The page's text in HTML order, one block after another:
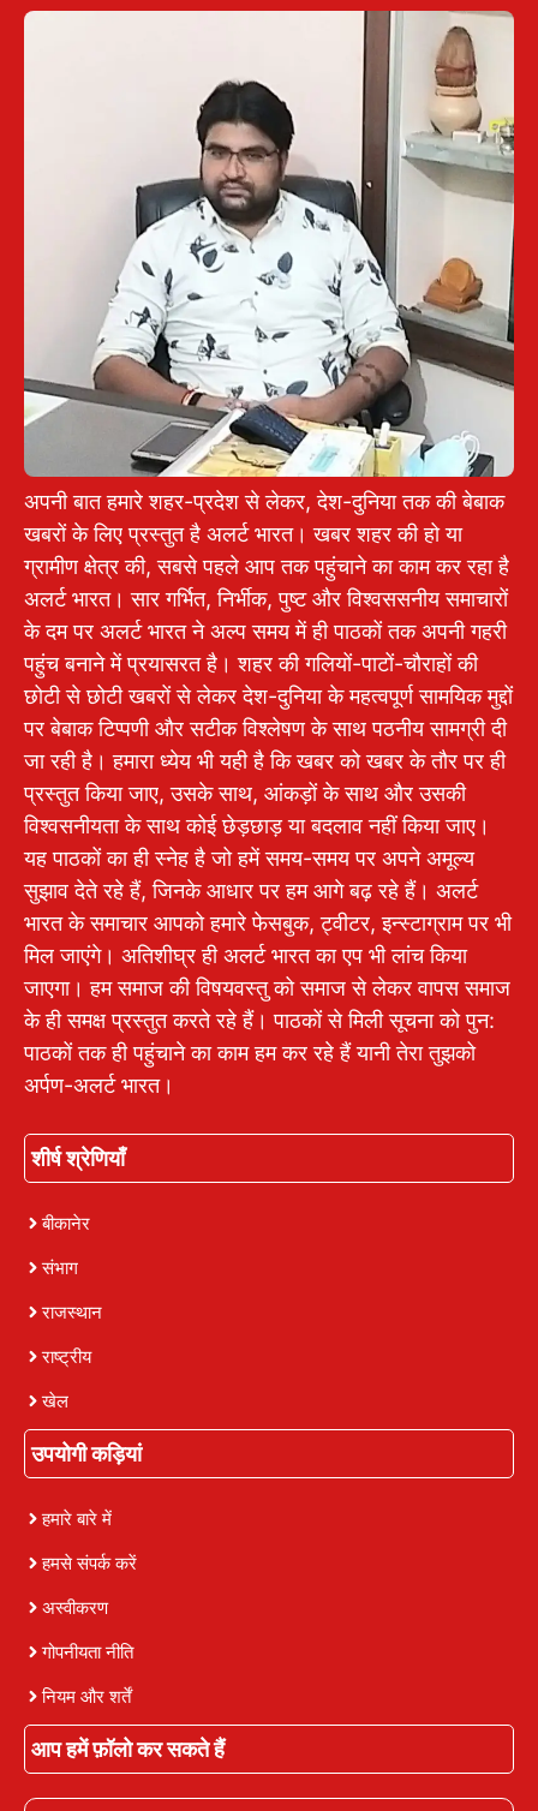
अपनी बात हमारे शहर-प्रदेश से लेकर, देश-दुनिया तक की बेबाक
खबरों के लिए प्रस्तुत है अलर्ट भारत। खबर शहर की हो या
ग्रामीण क्षेत्र की, सबसे पहले आप तक पहुंचाने का काम कर रहा है
अलर्ट भारत। सार गर्भित, निर्भीक, पुष्ट और विश्वससनीय समाचारों
के दम पर अलर्ट भारत ने अल्प समय में ही पाठकों तक अपनी गहरी
पहुंच बनाने में प्रयासरत है। शहर की गलियों-पाटों-चौराहों की
छोटी से छोटी खबरों से लेकर देश-दुनिया के महत्वपूर्ण सामयिक मुद्दों
पर बेबाक टिप्पणी और सटीक विश्लेषण के साथ पठनीय सामग्री दी
जा रही है। हमारा ध्येय भी यही है कि खबर को खबर के तौर पर ही
प्रस्तुत किया जाए, उसके साथ, आंकड़ों के साथ और उसकी
विश्वसनीयता के साथ कोई छेड़छाड़ या बदलाव नहीं किया जाए।
यह पाठकों का ही स्नेह है जो हमें समय-समय पर अपने अमूल्य
सुझाव देते रहे हैं, जिनके आधार पर हम आगे बढ़ रहे हैं। अलर्ट
भारत के समाचार आपको हमारे फेसबुक, ट्वीटर, इन्स्टाग्राम पर भी
मिल जाएंगे। अतिशीघ्र ही अलर्ट भारत का एप भी लांच किया
जाएगा। हम समाज की विषयवस्तु को समाज से लेकर वापस समाज
के ही समक्ष प्रस्तुत करते रहे हैं। पाठकों से मिली सूचना को पुन:
पाठकों तक ही पहुंचाने का काम हम कर रहे हैं यानी तेरा तुझको
अर्पण-अलर्ट भारत।
शीर्ष श्रेणियाँ
बीकानेर
संभाग
राजस्थान
राष्ट्रीय
खेल
उपयोगी कड़ियां
हमारे बारे में
हमसे संपर्क करें
अस्वीकरण
गोपनीयता नीति
नियम और शर्तें
आप हमें फ़ॉलो कर सकते हैं